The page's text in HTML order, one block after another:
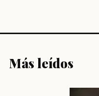
Más leídos